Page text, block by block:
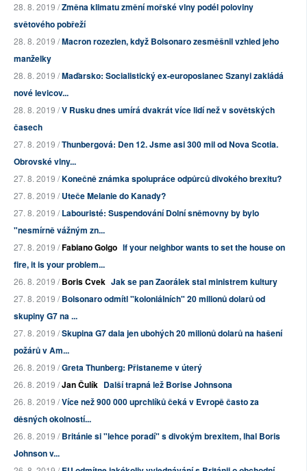
28. 8. 2019 /Změna klimatu změní mořské vlny podél poloviny
světového pobřeží
28. 8. 2019 /Macron rozezlen, když Bolsonaro zesměšnil vzhled jeho
manželky
28. 8. 2019 /Maďarsko: Socialistický ex-europoslanec Szanyi zakládá
nové levicov...
28. 8. 2019 /V Rusku dnes umírá dvakrát více lidí než v sovětských
časech
27. 8. 2019 /Thunbergová: Den 12. Jsme asi 300 mil od Nova Scotia.
Obrovské vlny...
27. 8. 2019 /Konečně známka spolupráce odpůrců divokého brexitu?
27. 8. 2019 /Uteče Melanie do Kanady?
27. 8. 2019 /Labouristé: Suspendování Dolní sněmovny by bylo
"nesmírně vážným zn...
27. 8. 2019 /Fabiano Golgo If your neighbor wants to set the house on
fire, it is your problem...
26. 8. 2019 /Boris Cvek Jak se pan Zaorálek stal ministrem kultury
27. 8. 2019 /Bolsonaro odmítl "koloniálních" 20 milionů dolarů od
skupiny G7 na ...
27. 8. 2019 /Skupina G7 dala jen ubohých 20 milionů dolarů na hašení
požárů v Am...
26. 8. 2019 /Greta Thunberg: Přistaneme v úterý
26. 8. 2019 /Jan Čulík Další trapná lež Borise Johnsona
26. 8. 2019 /Více než 900 000 uprchlíků čeká v Evropě často za
děsných okolností...
26. 8. 2019 /Británie si "lehce poradí" s divokým brexitem, lhal Boris
Johnson v...